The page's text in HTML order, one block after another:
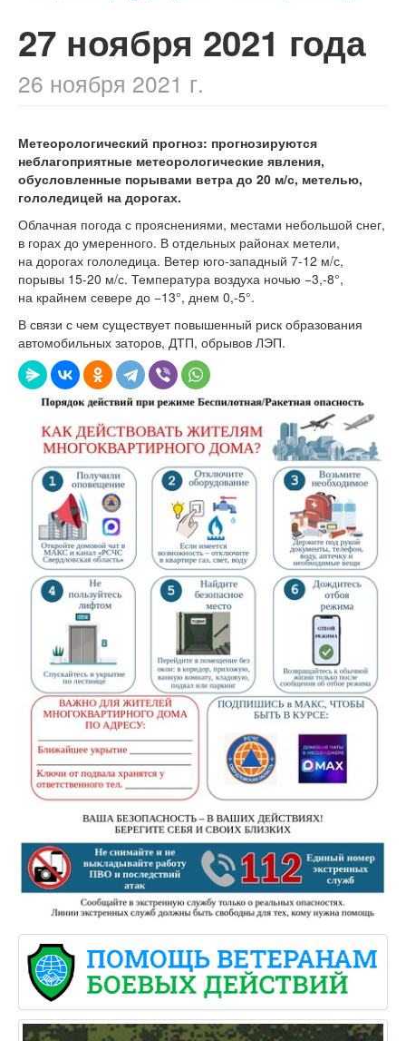
27 ноября 2021 года
26 ноября 2021 г.
Метеорологический прогноз: прогнозируются
неблагоприятные метеорологические явления,
обусловленные порывами ветра до 20 м/с, метелью,
гололедицей на дорогах.
Облачная погода с прояснениями, местами небольшой снег,
в горах до умеренного. В отдельных районах метели,
на дорогах гололедица. Ветер юго-западный 7-12 м/с,
порывы 15-20 м/с. Температура воздуха ночью −3,-8°,
на крайнем севере до −13°, днем 0,-5°.
В связи с чем существует повышенный риск образования
автомобильных заторов, ДТП, обрывов ЛЭП.